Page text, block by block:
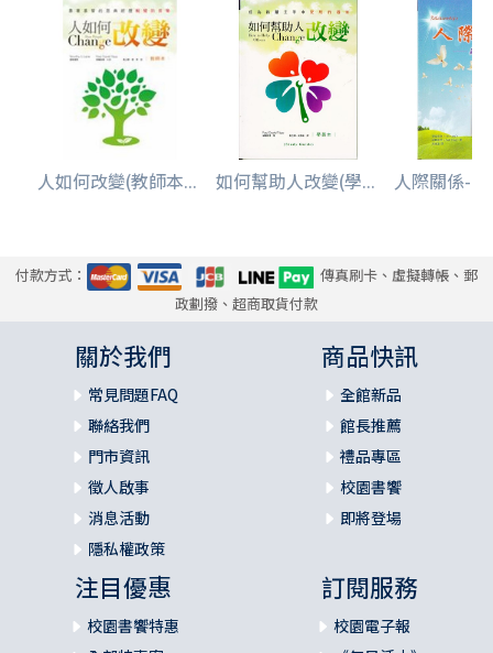
人如何改變(教師本... 如何幫助人改變(學... 人際關係--
付款方式：
傳真刷卡、虛擬轉帳、郵
政劃撥、超商取貨付款
關於我們
常見問題FAQ
聯絡我們
門市資訊
徵人啟事
消息活動
隱私權政策
商品快訊
全館新品
館長推薦
禮品專區
校園書饗
即將登場
注目優惠
校園書饗特惠
訂閱服務
校園電子報